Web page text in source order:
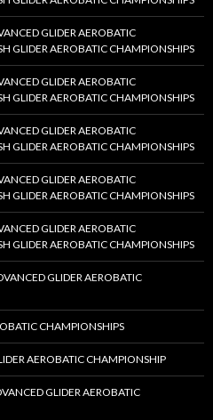
GLIDER AEROBATIC
GLIDER AEROBATIC CHAMPIONSHIPS
GLIDER AEROBATIC
GLIDER AEROBATIC CHAMPIONSHIPS
GLIDER AEROBATIC
GLIDER AEROBATIC CHAMPIONSHIPS
GLIDER AEROBATIC
GLIDER AEROBATIC CHAMPIONSHIPS
GLIDER AEROBATIC
GLIDER AEROBATIC CHAMPIONSHIPS
GLIDER AEROBATIC
CHAMPIONSHIPS
AEROBATIC CHAMPIONSHIP
GLIDER AEROBATIC